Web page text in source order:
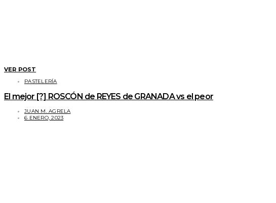
VER POST
PASTELERÍA
El mejor [?] ROSCÓN de REYES de GRANADA vs el peor
JUAN M. AGRELA
6 ENERO, 2023